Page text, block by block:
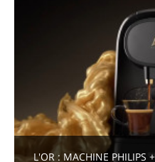
L'OR : MACHINE PHILIPS